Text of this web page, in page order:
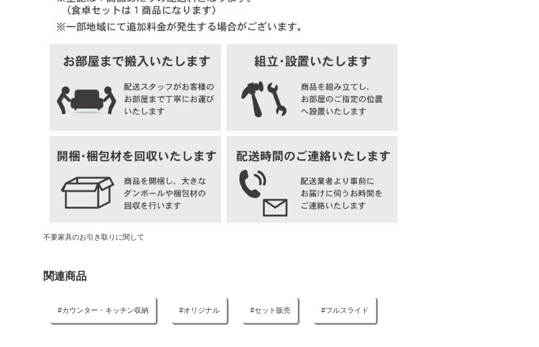
不要家具のお引き取りに関して
関連商品
カウンター・キッチン収納 オリジナル セット販売 フルスライド